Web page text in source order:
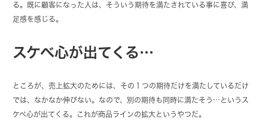
る。既に顧客になった人は、そういう期待を満たされている事に喜び、満
足感を感じる。
スケベ心が出てくる…
ところが、売上拡大のためには、その１つの期待だけを満たしているだけ
では、なかなか伸びない。なので、別の期待も同時に満たそう…というス
ケベ心が出てくる。これが商品ラインの拡大というやつだ。